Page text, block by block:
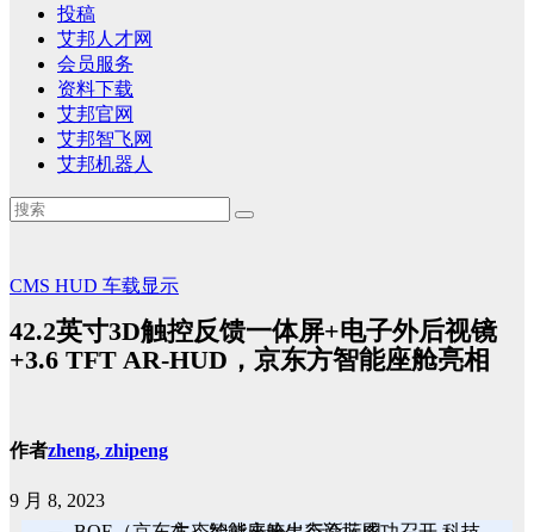
投稿
艾邦人才网
会员服务
资料下载
艾邦官网
艾邦智飞网
艾邦机器人
CMS HUD 车载显示
42.2英寸3D触控反馈一体屏+电子外后视镜
+3.6 TFT AR-HUD，京东方智能座舱亮相
作者zheng, zhipeng
9 月 8, 2023